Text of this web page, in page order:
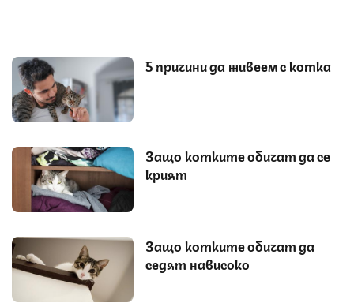
5 причини да живеем с котка
Защо котките обичат да се
крият
Защо котките обичат да
седят нависоко